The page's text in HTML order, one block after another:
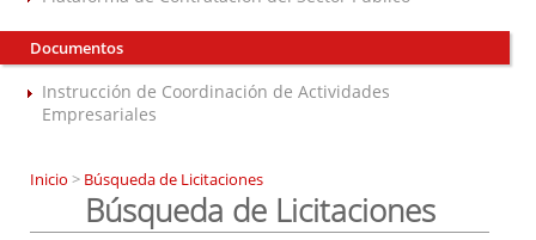
Documentos
Instrucción de Coordinación de Actividades
Empresariales
Inicio > Búsqueda de Licitaciones
Búsqueda de Licitaciones